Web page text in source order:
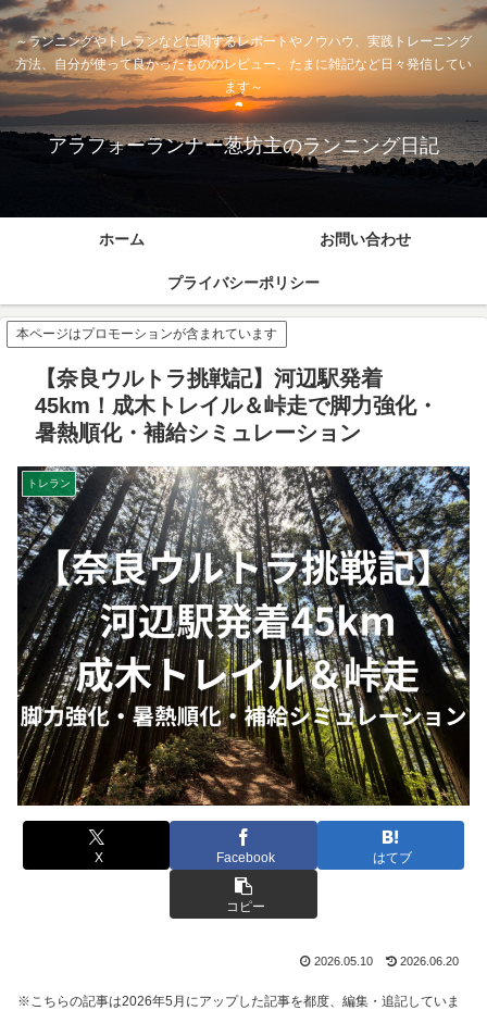
～ランニングやトレランなどに関するレポートやノウハウ、実践トレーニング
方法、自分が使って良かったもののレビュー、たまに雑記など日々発信してい
ます～
アラフォーランナー葱坊主のランニング日記
ホーム お問い合わせ
プライバシーポリシー
本ページはプロモーションが含まれています
【奈良ウルトラ挑戦記】河辺駅発着
45km！成木トレイル＆峠走で脚力強化・
暑熱順化・補給シミュレーション
トレラン
X Facebook はてブ
コピー
2026.05.10 2026.06.20
※こちらの記事は2026年5月にアップした記事を都度、編集・追記していま